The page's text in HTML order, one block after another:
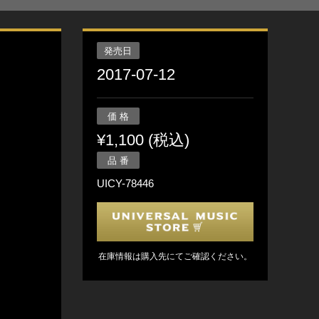
発売日
2017-07-12
価 格
¥1,100 (税込)
品 番
UICY-78446
在庫情報は購入先にてご確認ください。